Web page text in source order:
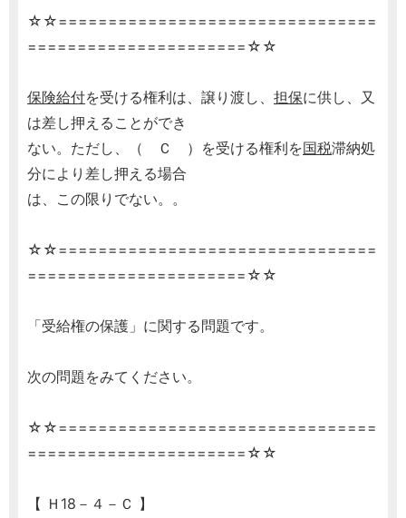
☆☆================================
======================☆☆
保険給付を受ける権利は、譲り渡し、 担保に供し、又
は差し押えることができ
ない。ただし、（ Ｃ ）を受ける権利を国税滞納処
分により差し押える場合
は、この限りでない。。
☆☆================================
======================☆☆
「受給権の保護」に関する問題です。
次の問題をみてください。
☆☆================================
======================☆☆
【 Ｈ18－４－Ｃ 】